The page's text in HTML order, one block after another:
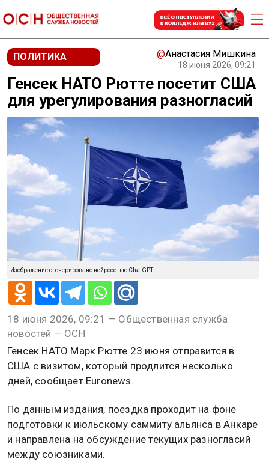
ПОЛИТИКА @Анастасия Мишкина
18 июня 2026, 09:21
Генсек НАТО Рютте посетит США
для урегулирования разногласий
Изображение сгенерировано нейросетью ChatGPT
18 июня 2026, 09:21 — Общественная служба
новостей — ОСН
Генсек НАТО Марк Рютте 23 июня отправится в
США с визитом, который продлится несколько
дней, сообщает Euronews.
По данным издания, поездка проходит на фоне
подготовки к июльскому саммиту альянса в Анкаре
и направлена на обсуждение текущих разногласий
между союзниками.